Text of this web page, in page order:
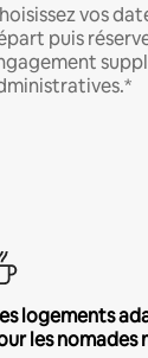
vos
puis
logements
les nomades